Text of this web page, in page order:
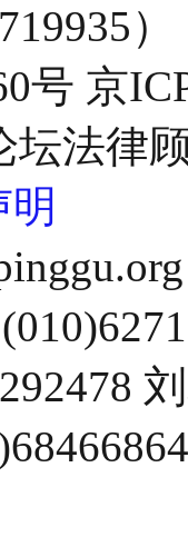
）
号 京
坛法律